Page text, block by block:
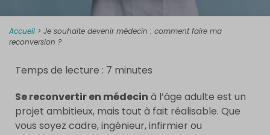
Accueil > Je souhaite devenir médecin : comment faire ma
reconversion ?
Temps de lecture : 7 minutes
Se reconvertir en médecin à l’âge adulte est un
projet ambitieux, mais tout à fait réalisable. Que
vous soyez cadre, ingénieur, infirmier ou